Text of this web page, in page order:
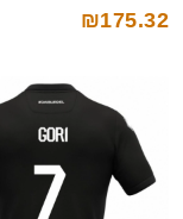
קצרה
₪175.32